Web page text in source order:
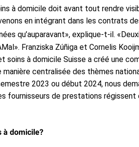
à domicile doit avant tout rendre
en intégrant dans les contrats
qu’auparavant», explique-t-il.
Franziska Zúñiga et Cornelis
soins à domicile Suisse a créé une
centralisée des thèmes
2023 ou début 2024, nous
fournisseurs de prestations
à domicile?